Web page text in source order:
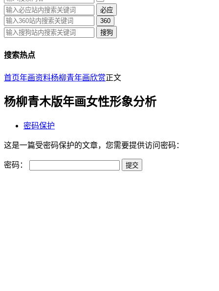
必应
360
搜狗
搜索热点
首页年画资料杨柳青年画欣赏正文
杨柳青木版年画女性形象分析
密码保护
这是一篇受密码保护的文章，您需要提供访问密码：
密码：